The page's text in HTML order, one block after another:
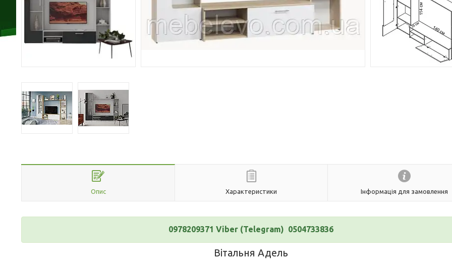
Опис Характеристики Інформація для замовлення
0978209371 Viber (Telegram) 0504733836
Вітальня Адель